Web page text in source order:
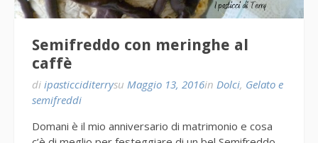
Semifreddo con meringhe al
caffè
di ipasticciditerrysu Maggio 13, 2016in Dolci, Gelato e
semifreddi
Domani è il mio anniversario di matrimonio e cosa